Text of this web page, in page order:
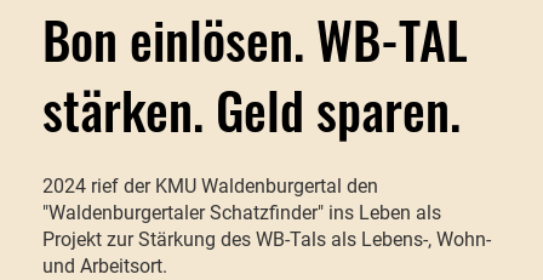
Bon einlösen. WB-TAL
stärken. Geld sparen.
2024 rief der KMU Waldenburgertal den
"Waldenburgertaler Schatzfinder" ins Leben als
Projekt zur Stärkung des WB-Tals als Lebens-, Wohn-
und Arbeitsort.